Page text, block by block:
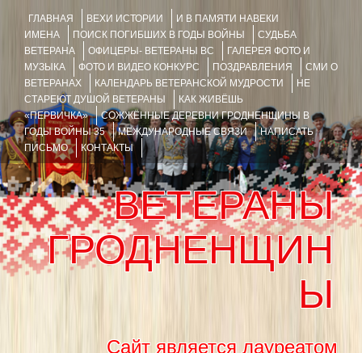
ГЛАВНАЯ ВЕХИ ИСТОРИИ
И В ПАМЯТИ НАВЕКИ
ИМЕНА
ПОИСК ПОГИБШИХ В ГОДЫ ВОЙНЫ
СУДЬБА
ВЕТЕРАНА
ОФИЦЕРЫ- ВЕТЕРАНЫ ВС
ГАЛЕРЕЯ ФОТО И
МУЗЫКА
ФОТО И ВИДЕО КОНКУРС ПОЗДРАВЛЕНИЯ
СМИ О
ВЕТЕРАНАХ
КАЛЕНДАРЬ ВЕТЕРАНСКОЙ МУДРОСТИ
НЕ
СТАРЕЮТ ДУШОЙ ВЕТЕРАНЫ
КАК ЖИВЁШЬ
«ПЕРВИЧКА»
СОЖЖЁННЫЕ ДЕРЕВНИ ГРОДНЕНЩИНЫ В
ГОДЫ ВОЙНЫ 35
МЕЖДУНАРОДНЫЕ СВЯЗИ
НАПИСАТЬ
ПИСЬМО
КОНТАКТЫ
ВЕТЕРАНЫ
ГРОДНЕНЩИН
Ы
Сайт является лауреатом